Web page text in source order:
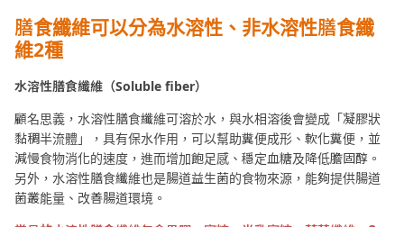
膳食纖維可以分為水溶性、非水溶性膳食纖
維2種
水溶性膳食纖維（Soluble fiber）
顧名思義，水溶性膳食纖維可溶於水，與水相溶後會變成「凝膠狀
黏稠半流體」，具有保水作用，可以幫助糞便成形、軟化糞便，並
減慢食物消化的速度，進而增加飽足感、穩定血糖及降低膽固醇。
另外，水溶性膳食纖維也是腸道益生菌的食物來源，能夠提供腸道
菌叢能量、改善腸道環境。